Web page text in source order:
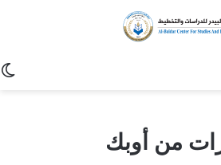
من أوبك